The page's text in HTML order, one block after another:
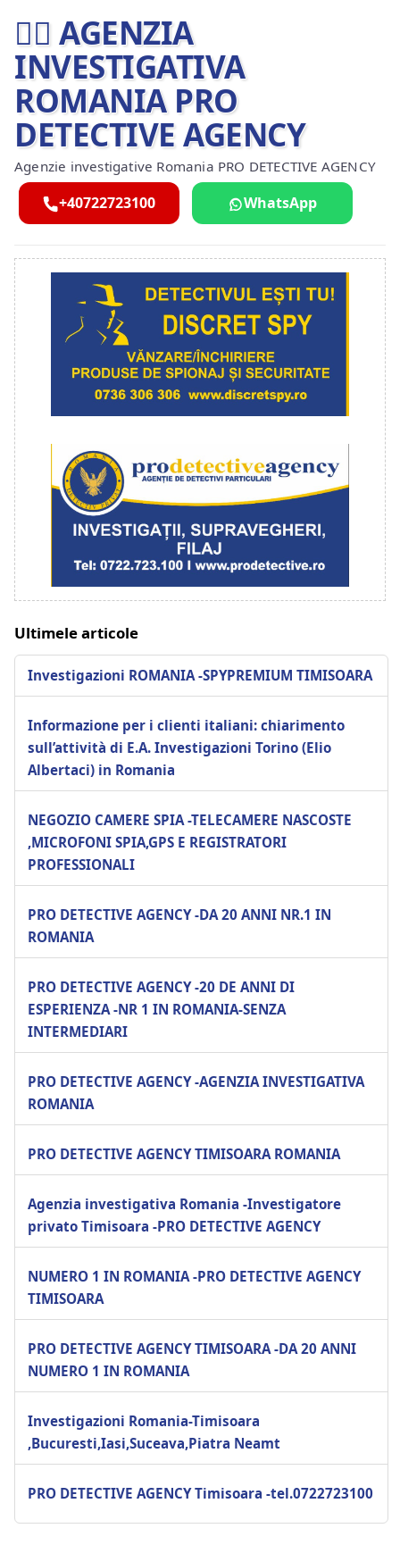
🕵️‍♂ AGENZIA
INVESTIGATIVA
ROMANIA PRO
DETECTIVE AGENCY
Agenzie investigative Romania PRO DETECTIVE AGENCY
+40722723100 WhatsApp
Ultimele articole
Investigazioni ROMANIA -SPYPREMIUM TIMISOARA
Informazione per i clienti italiani: chiarimento
sull’attività di E.A. Investigazioni Torino (Elio
Albertaci) in Romania
NEGOZIO CAMERE SPIA -TELECAMERE NASCOSTE
,MICROFONI SPIA,GPS E REGISTRATORI
PROFESSIONALI
PRO DETECTIVE AGENCY -DA 20 ANNI NR.1 IN
ROMANIA
PRO DETECTIVE AGENCY -20 DE ANNI DI
ESPERIENZA -NR 1 IN ROMANIA-SENZA
INTERMEDIARI
PRO DETECTIVE AGENCY -AGENZIA INVESTIGATIVA
ROMANIA
PRO DETECTIVE AGENCY TIMISOARA ROMANIA
Agenzia investigativa Romania -Investigatore
privato Timisoara -PRO DETECTIVE AGENCY
NUMERO 1 IN ROMANIA -PRO DETECTIVE AGENCY
TIMISOARA
PRO DETECTIVE AGENCY TIMISOARA -DA 20 ANNI
NUMERO 1 IN ROMANIA
Investigazioni Romania-Timisoara
,Bucuresti,Iasi,Suceava,Piatra Neamt
PRO DETECTIVE AGENCY Timisoara -tel.0722723100